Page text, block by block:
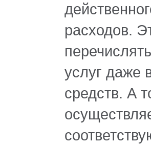
расходов.
услуг даже
средств. А